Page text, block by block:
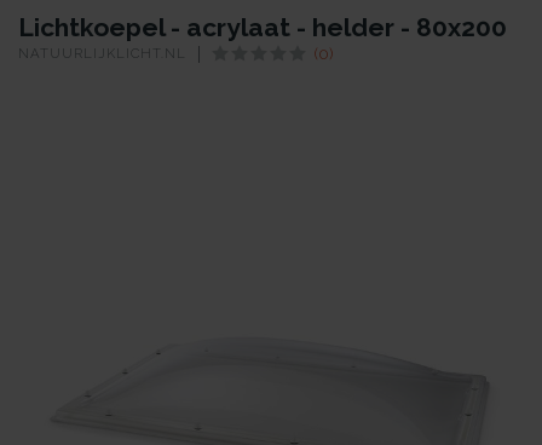
Lichtkoepel - acrylaat - helder - 80x200
NATUURLIJKLICHT.NL (0)